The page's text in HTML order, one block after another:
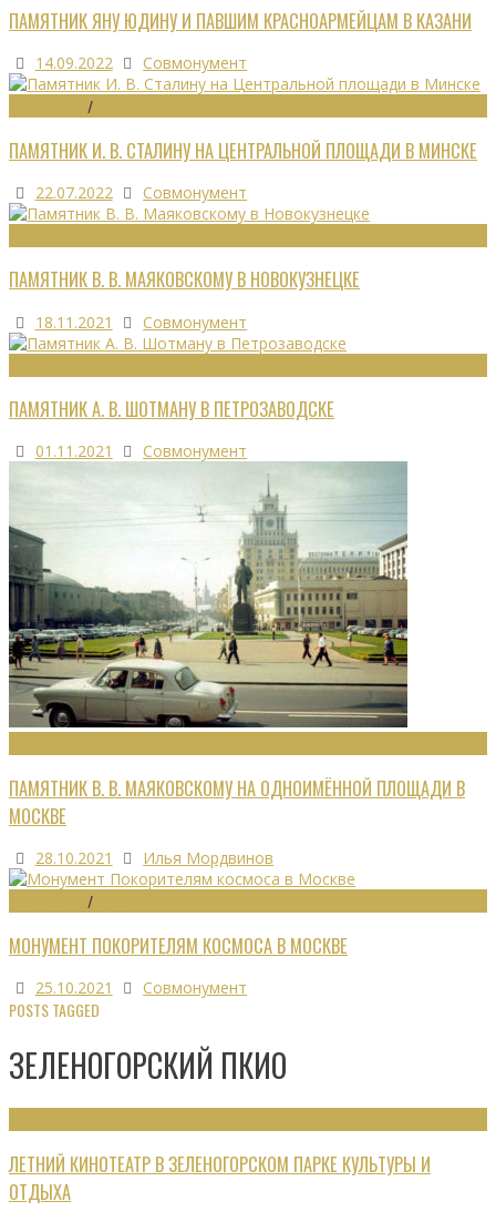
ПАМЯТНИК ЯНУ ЮДИНУ И ПАВШИМ КРАСНОАРМЕЙЦАМ В КАЗАНИ
14.09.2022 Совмонумент
/
ПАМЯТНИК И. В. СТАЛИНУ НА ЦЕНТРАЛЬНОЙ ПЛОЩАДИ В МИНСКЕ
22.07.2022 Совмонумент
ПАМЯТНИК В. В. МАЯКОВСКОМУ В НОВОКУЗНЕЦКЕ
18.11.2021 Совмонумент
ПАМЯТНИК А. В. ШОТМАНУ В ПЕТРОЗАВОДСКЕ
01.11.2021 Совмонумент
ПАМЯТНИК В. В. МАЯКОВСКОМУ НА ОДНОИМЁННОЙ ПЛОЩАДИ В
МОСКВЕ
28.10.2021 Илья Мордвинов
/
МОНУМЕНТ ПОКОРИТЕЛЯМ КОСМОСА В МОСКВЕ
25.10.2021 Совмонумент
POSTS TAGGED
ЗЕЛЕНОГОРСКИЙ ПКИО
ЛЕТНИЙ КИНОТЕАТР В ЗЕЛЕНОГОРСКОМ ПАРКЕ КУЛЬТУРЫ И
ОТДЫХА